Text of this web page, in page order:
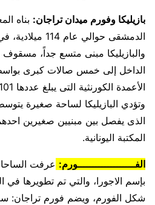
بازيليكا وفورم ميدان تراجان: بناه
الدمشقى حوالي
والبازيليكا مبنى متسع جداً،
الداخل إلى خمس صالات كبرى
وتؤدي البازيليكا لساحة صغيرة
الذى يفصل بين مبنيين صغيرين احدهما
المكتبة اليونانية.
الفـــــــــــــــــــورم: عرفت
بإسم الاجورا، والتي تم تطويرها في